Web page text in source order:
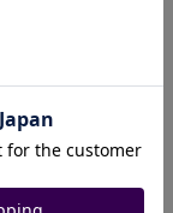
ますので、
います。基
ません。
、業務の都
ただく場合
策、防水を